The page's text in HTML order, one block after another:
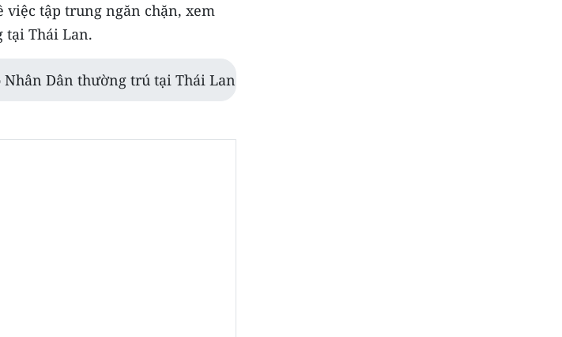
việc tập trung ngăn chặn, xem
tại Thái Lan.
Nhân Dân thường trú tại Thái Lan